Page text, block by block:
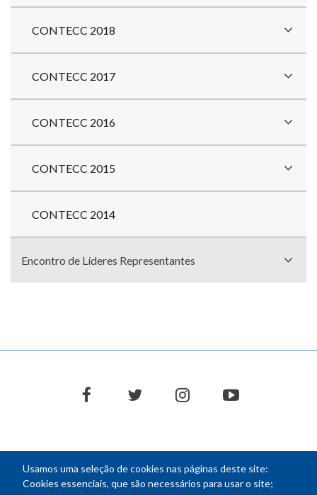
Usamos uma seleção de cookies nas páginas deste site:
Cookies essenciais, que são necessários para usar o site;
CONTECC 2018
CONTECC 2017
CONTECC 2016
CONTECC 2015
CONTECC 2014
Encontro de Líderes Representantes
facebooktwitter instagramyoutube
NEWSLETTER